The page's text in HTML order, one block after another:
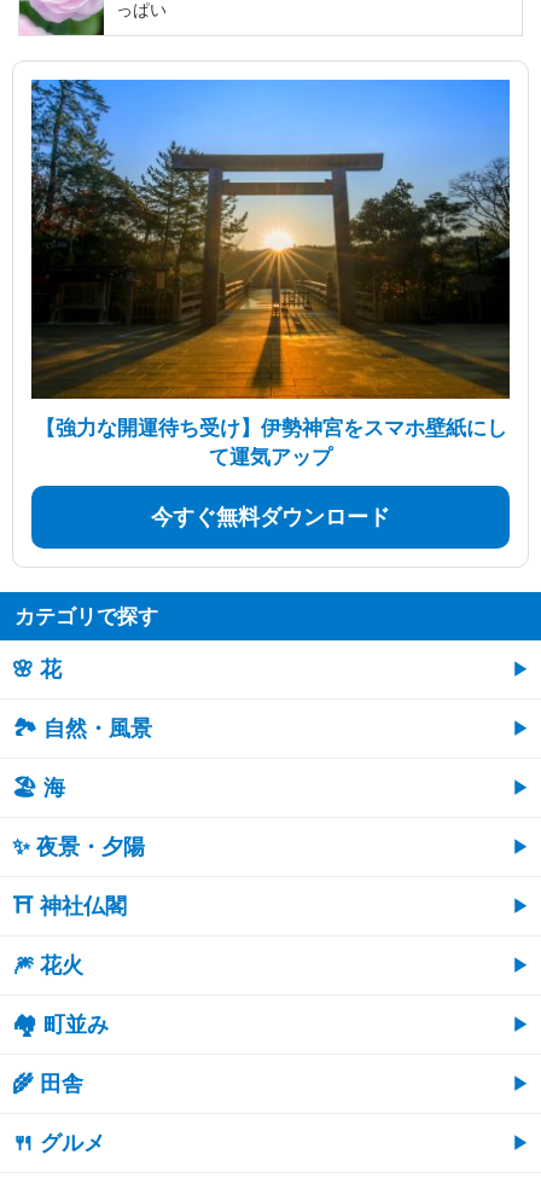
っぱい
【強力な開運待ち受け】伊勢神宮をスマホ壁紙にし
て運気アップ
今すぐ無料ダウンロード
カテゴリで探す
🌸 花
🏞️ 自然・風景
🏖 海
✨ 夜景・夕陽
⛩ 神社仏閣
🎆 花火
🏘 町並み
🌾 田舎
🍴 グルメ